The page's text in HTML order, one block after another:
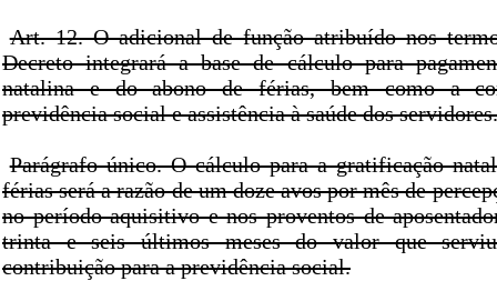
Art. 12. O adicional de função atribuído nos
Decreto integrará a base de cálculo para
natalina e do abono de férias, bem como a
previdência social e assistência à saúde dos servidores.
Parágrafo único. O cálculo para a gratificação
férias será a razão de um doze avos por mês de
no período aquisitivo e nos proventos de
trinta e seis últimos meses do valor que
contribuição para a previdência social.